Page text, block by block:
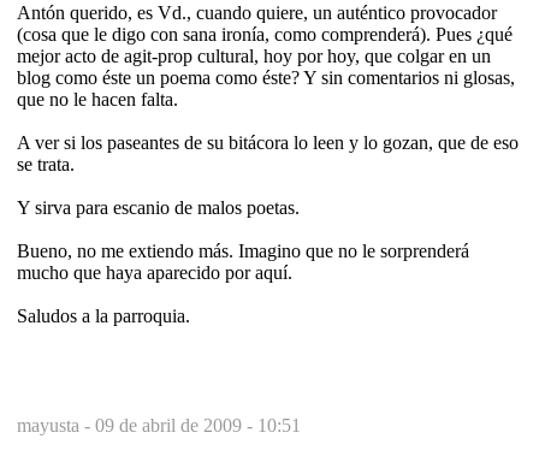
Antón querido, es Vd., cuando quiere, un auténtico provocador
(cosa que le digo con sana ironía, como comprenderá). Pues ¿qué
mejor acto de agit-prop cultural, hoy por hoy, que colgar en un
blog como éste un poema como éste? Y sin comentarios ni glosas,
que no le hacen falta.
A ver si los paseantes de su bitácora lo leen y lo gozan, que de eso
se trata.
Y sirva para escanio de malos poetas.
Bueno, no me extiendo más. Imagino que no le sorprenderá
mucho que haya aparecido por aquí.
Saludos a la parroquia.
mayusta - 09 de abril de 2009 - 10:51